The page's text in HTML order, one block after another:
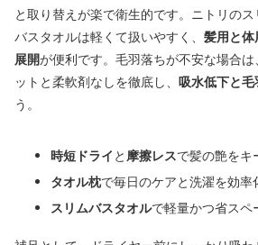
と取り替えが楽で衛生的です。ニトリの
バスタオルは軽くて扱いやすく、 髪用と体
展開が便利です。毛羽落ちが不安な場合
ットと柔軟剤なしを徹底し、
吸水低下と
う。
時短ドライ と 摩擦レスで髪の艶をキ
タオル枕で毎日のケアと洗濯を効率
スリムバスタオルで軽量かつ省スペ